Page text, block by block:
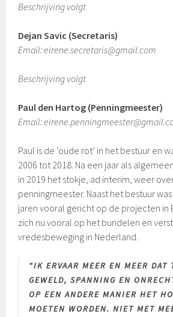
Beschrijving volgt
Dejan Savic (Secretaris)
Email: eirene.secretaris@gmail.com
Beschrijving volgt
Paul den Hartog (Penningmeester)
Email:
Paul is de ‘oude rot’ in het bestuur en
2006 tot 2018. Na een jaar als
in 2019 het stokje, ad interim, weer
penningmeester. Naast het bestuur
jaren vooral gericht op de projecten in
zich nu vooral op het bundelen en
vredesbeweging in Nederland.
“IK ERVAAR MEER EN MEER DAT
GEWELD, SPANNING EN
OP EEN ANDERE MANIER HET
MOETEN WORDEN. NIET MET